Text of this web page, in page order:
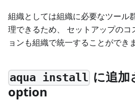
組織としては組織に必要なツール
理できるため、 セットアップのコ
ョンも組織で統一することができま
aqua install に追
option